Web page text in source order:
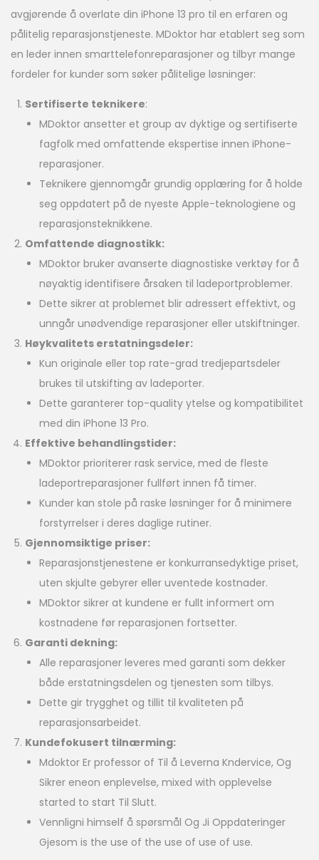
avgjørende å overlate din iPhone 13 pro til en erfaren og
pålitelig reparasjonstjeneste. MDoktor har etablert seg som
en leder innen smarttelefonreparasjoner og tilbyr mange
fordeler for kunder som søker pålitelige løsninger:
Sertifiserte teknikere:
MDoktor ansetter et group av dyktige og sertifiserte
fagfolk med omfattende ekspertise innen iPhone-
reparasjoner.
Teknikere gjennomgår grundig opplæring for å holde
seg oppdatert på de nyeste Apple-teknologiene og
reparasjonsteknikkene.
Omfattende diagnostikk:
MDoktor bruker avanserte diagnostiske verktøy for å
nøyaktig identifisere årsaken til ladeportproblemer.
Dette sikrer at problemet blir adressert effektivt, og
unngår unødvendige reparasjoner eller utskiftninger.
Høykvalitets erstatningsdeler:
Kun originale eller top rate-grad tredjepartsdeler
brukes til utskifting av ladeporter.
Dette garanterer top-quality ytelse og kompatibilitet
med din iPhone 13 Pro.
Effektive behandlingstider:
MDoktor prioriterer rask service, med de fleste
ladeportreparasjoner fullført innen få timer.
Kunder kan stole på raske løsninger for å minimere
forstyrrelser i deres daglige rutiner.
Gjennomsiktige priser:
Reparasjonstjenestene er konkurransedyktige priset,
uten skjulte gebyrer eller uventede kostnader.
MDoktor sikrer at kundene er fullt informert om
kostnadene før reparasjonen fortsetter.
Garanti dekning:
Alle reparasjoner leveres med garanti som dekker
både erstatningsdelen og tjenesten som tilbys.
Dette gir trygghet og tillit til kvaliteten på
reparasjonsarbeidet.
Kundefokusert tilnærming:
Mdoktor Er professor of Til å Leverna Kndervice, Og
Sikrer eneon enplevelse, mixed with opplevelse
started to start Til Slutt.
Vennligni himself å spørsmål Og Ji Oppdateringer
Gjesom is the use of the use of use of use.